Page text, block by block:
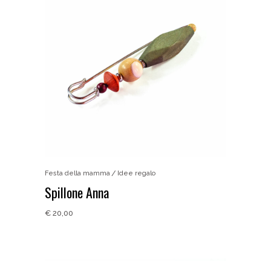
Festa della mamma Idee regalo
Spillone Anna
€ 20,00